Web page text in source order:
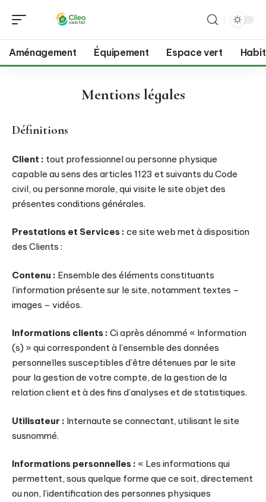
Aménagement Équipement Espace vert
Mentions légales
Définitions
Client : tout professionnel ou personne physique
capable au sens des articles 1123 et suivants du Code
civil, ou personne morale, qui visite le site objet des
présentes conditions générales.
Prestations et Services : ce site web met à disposition
des Clients :
Contenu : Ensemble des éléments constituants
l’information présente sur le site, notamment textes –
images – vidéos.
Informations clients : Ci après dénommé « Information
(s) » qui correspondent à l’ensemble des données
personnelles susceptibles d’être détenues par le site
pour la gestion de votre compte, de la gestion de la
relation client et à des fins d’analyses et de statistiques.
Utilisateur : Internaute se connectant, utilisant le site
susnommé.
Informations personnelles : « Les informations qui
permettent, sous quelque forme que ce soit, directement
ou non, l’identification des personnes physiques